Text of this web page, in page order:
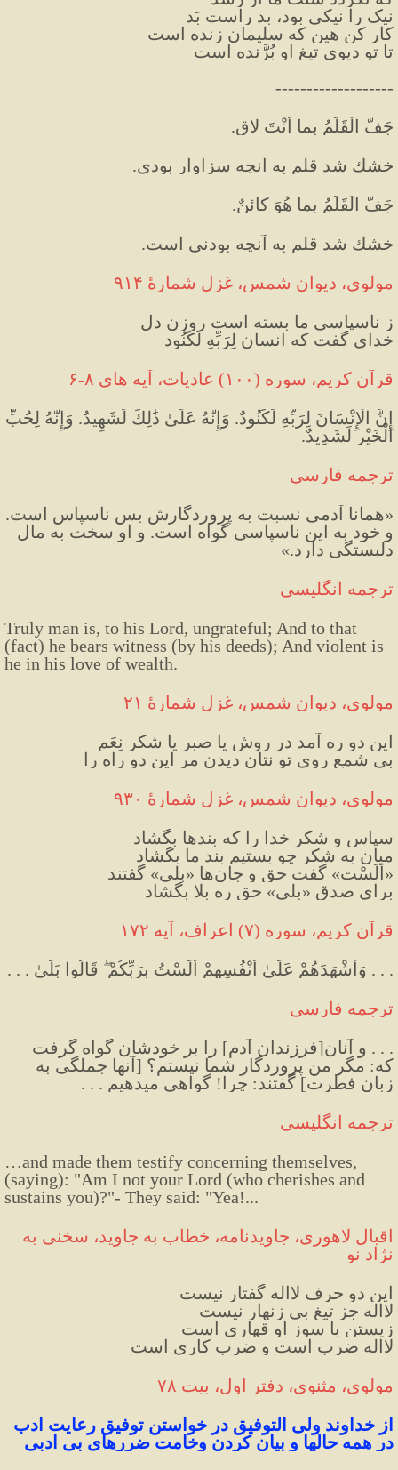
نیک را نیکی بود، بد راست بَد
کار کن هین که سلیمان زنده است
تا تو دیوی تیغ او بُرَّنده است
-------------------
جَفَّ الْقَلَمُ بِما أنْتَ لاقٍ.
خشك شد قلم به آنچه سزاوار بودی.
جَفَّ الْقَلَمُ بِما هُوَ کائنٌ.
خشك شد قلم به آنچه بودنی است.
مولوی، دیوان شمس، غزل شمارهٔ ۹۱۴
ز ناسپاسی ما بسته است روزن دل
خدای گفت که انسان لِرَبِّهِ لَكَنُود
قرآن کریم، سوره (۱۰۰) عادیات، آیه های ۸-۶
الْخَيْرِ لَشَدِيدٌ.
ترجمه فارسی
دلبستگی دارد.»
ترجمه انگلیسی
Truly man is, to his Lord, ungrateful; And to that
(fact) he bears witness (by his deeds); And violent is
he in his love of wealth.
مولوی، دیوان شمس، غزل شمارهٔ ۲۱
این دو ره آمد در روش یا صبر یا شکر نِعَم
بی شمع روی تو نتان دیدن مر این دو راه را
مولوی، دیوان شمس، غزل شمارهٔ ۹۳۰
سپاس و شکر خدا را که بندها بگشاد
میان به شکر چو بستیم بند ما بگشاد
«اَلَسْت» گفت حق و جان‌ها «بلی» گفتند
برای صدق «بلی» حق ره بلا بگشاد
قرآن کریم، سوره (۷) اعراف، آیه ۱۷۲
. . . وَأَشْهَدَهُمْ عَلَىٰ أَنْفُسِهِمْ أَلَسْتُ بِرَبِّكُمْ ۖ قَالُوا بَلَىٰ . . .
ترجمه فارسی
زبان فطرت‌] گفتند: چرا! گواهى میدهیم . . .
ترجمه انگلیسی
…and made them testify concerning themselves,
(saying): "Am I not your Lord (who cherishes and
sustains you)?"- They said: "Yea!...
نژاد نو
این دو حرف لااله گفتار نیست
لااله جز تیغ بی زنهار نیست
زیستن با سوز او قهاری است
لااله ضرب است و ضرب کاری است
مولوی، مثنوی، دفتر اول، بیت ۷۸
در همه حالها و بیان کردن وخامت ضررهای بی ادبی